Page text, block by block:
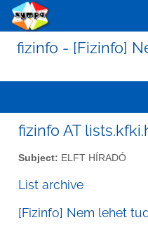
fizinfo - [Fizinfo]
fizinfo AT
Subject: ELFT HÍRADÓ
List archive
[Fizinfo] Nem lehet